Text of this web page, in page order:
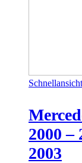
Schnellansicht
2000 –
2003